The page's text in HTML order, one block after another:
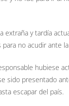
y tardía
no acudir ante
hubiese
sido presentado
escapar del país.